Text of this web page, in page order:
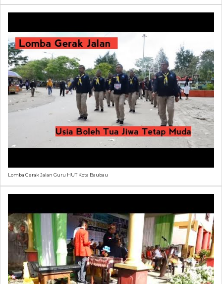
Lomba Gerak Jalan Guru HUT Kota Baubau